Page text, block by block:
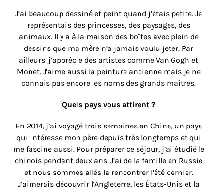
J’ai beaucoup dessiné et peint quand j’étais petite. Je
représentais des princesses, des paysages, des
animaux. Il y a à la maison des boîtes avec plein de
dessins que ma mère n’a jamais voulu jeter. Par
ailleurs, j’apprécie des artistes comme Van Gogh et
Monet. J’aime aussi la peinture ancienne mais je ne
connais pas encore les noms des grands maîtres.
Quels pays vous attirent ?
En 2014, j’ai voyagé trois semaines en Chine, un pays
qui intéresse mon père depuis très longtemps et qui
me fascine aussi. Pour préparer ce séjour, j’ai étudié le
chinois pendant deux ans. J’ai de la famille en Russie
et nous sommes allés la rencontrer l’été dernier.
J’aimerais découvrir l’Angleterre, les États-Unis et la